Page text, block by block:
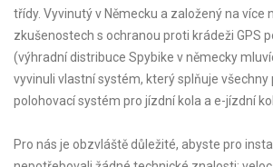
třídy. Vyvinutý v Německu a založený na více
zkušenostech s ochranou proti krádeži GPS
(výhradní distribuce Spybike v německy
vyvinuli vlastní systém, který splňuje všechny
polohovací systém pro jízdní kola a e-jízdní
Pro nás je obzvláště důležité, abyste pro